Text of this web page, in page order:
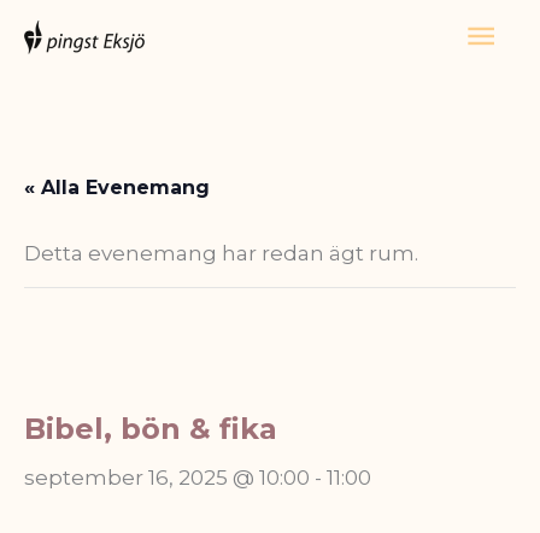
Hoppa
« Alla Evenemang
Detta evenemang har redan ägt rum.
Bibel, bön & fika
september 16, 2025 @ 10:00 - 11:00